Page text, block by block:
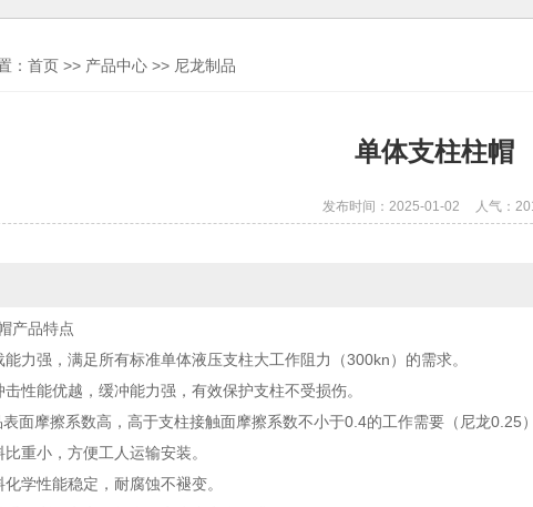
： 首页 >> 产品中心 >> 尼龙制品
单体支柱柱帽
发布时间：2025-01-02 人气：
产品特点
强，满足所有标准单体液压支柱大工作阻力（300kn）的需求。
能优越，缓冲能力强，有效保护支柱不受损伤。
摩擦系数高，高于支柱接触面摩擦系数不小于0.4的工作需要（尼龙0.25
小，方便工人运输安装。
性能稳定，耐腐蚀不褪变。